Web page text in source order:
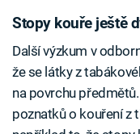
Stopy kouře ještě
Další výzkum v
že se látky z
na povrchu
poznatků o kouření z